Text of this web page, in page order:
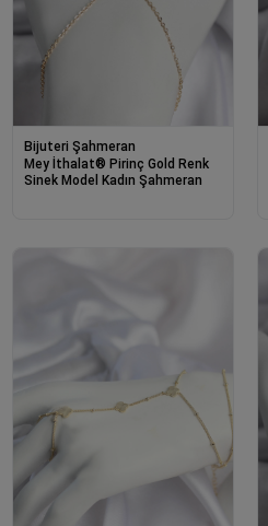
Bijuteri Şahmeran
Mey İthalat® Pirinç Gold Renk
Sinek Model Kadın Şahmeran